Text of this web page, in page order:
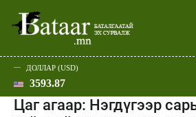
Эхлэл
Улс төр
Нийгэм
Эдийн засаг
Дэлхий
Спорт
Шар
Батаар юу хэлэв
Хэвлэл
ДОЛЛАР (USD)
3593.87
Цаг агаар: Нэгдүгээр